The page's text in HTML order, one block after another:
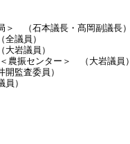
石本議長・髙岡副議長）
議員）
岩議員）
センター＞ （大岩議員）
監査委員）
）